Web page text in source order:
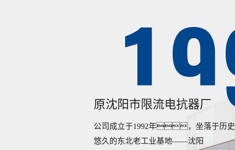
原沈阳市限流电抗器厂
公司成立于1992年，坐落于历史
悠久的东北老工业基地——沈阳